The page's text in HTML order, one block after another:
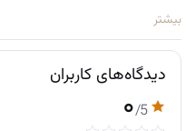
نحوه مصرف
روزانه۲ کپسول
همراه با آب
هر بطری شامل۱۸۰ کپسول
بیشتر
دیدگاه‌های کاربران
۰/5